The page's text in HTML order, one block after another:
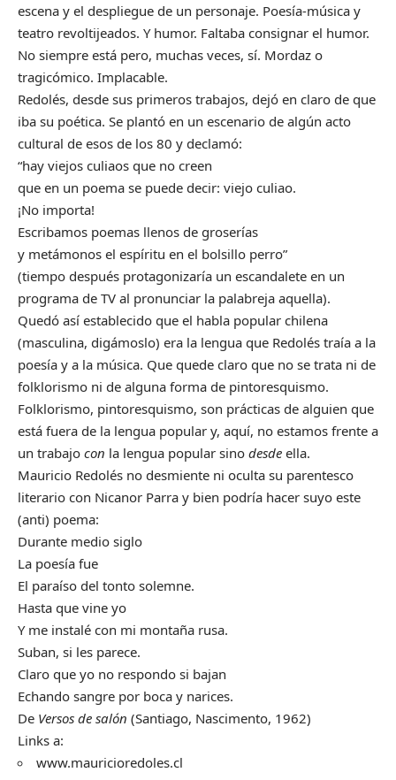
escena y el despliegue de un personaje. Poesía-música y
teatro revoltijeados. Y humor. Faltaba consignar el humor.
No siempre está pero, muchas veces, sí. Mordaz o
tragicómico. Implacable.
Redolés, desde sus primeros trabajos, dejó en claro de que
iba su poética. Se plantó en un escenario de algún acto
cultural de esos de los 80 y declamó:
“hay viejos culiaos que no creen
que en un poema se puede decir: viejo culiao.
¡No importa!
Escribamos poemas llenos de groserías
y metámonos el espíritu en el bolsillo perro”
(tiempo después protagonizaría un escandalete en un
programa de TV al pronunciar la palabreja aquella).
Quedó así establecido que el habla popular chilena
(masculina, digámoslo) era la lengua que Redolés traía a la
poesía y a la música. Que quede claro que no se trata ni de
folklorismo ni de alguna forma de pintoresquismo.
Folklorismo, pintoresquismo, son prácticas de alguien que
está fuera de la lengua popular y, aquí, no estamos frente a
un trabajo con la lengua popular sino desde ella.
Mauricio Redolés no desmiente ni oculta su parentesco
literario con Nicanor Parra y bien podría hacer suyo este
(anti) poema:
Durante medio siglo
La poesía fue
El paraíso del tonto solemne.
Hasta que vine yo
Y me instalé con mi montaña rusa.
Suban, si les parece.
Claro que yo no respondo si bajan
Echando sangre por boca y narices.
De Versos de salón (Santiago, Nascimento, 1962)
Links a:
www.mauricioredoles.cl